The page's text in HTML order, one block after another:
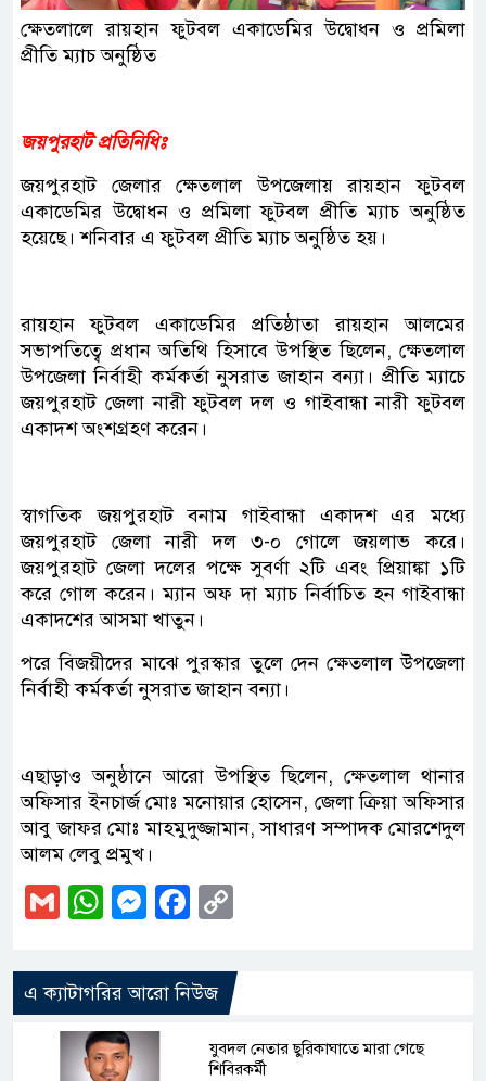
ক্ষেতলালে রায়হান ফুটবল একাডেমির উদ্বোধন ও প্রমিলা
প্রীতি ম্যাচ অনুষ্ঠিত
জয়পুরহাট প্রতিনিধিঃ
জয়পুরহাট জেলার ক্ষেতলাল উপজেলায় রায়হান ফুটবল
একাডেমির উদ্বোধন ও প্রমিলা ফুটবল প্রীতি ম্যাচ অনুষ্ঠিত
হয়েছে। শনিবার এ ফুটবল প্রীতি ম্যাচ অনুষ্ঠিত হয়।
রায়হান ফুটবল একাডেমির প্রতিষ্ঠাতা রায়হান আলমের
সভাপতিত্বে প্রধান অতিথি হিসাবে উপস্থিত ছিলেন, ক্ষেতলাল
উপজেলা নির্বাহী কর্মকর্তা নুসরাত জাহান বন্যা। প্রীতি ম্যাচে
জয়পুরহাট জেলা নারী ফুটবল দল ও গাইবান্ধা নারী ফুটবল
একাদশ অংশগ্রহণ করেন।
স্বাগতিক জয়পুরহাট বনাম গাইবান্ধা একাদশ এর মধ্যে
জয়পুরহাট জেলা নারী দল ৩-০ গোলে জয়লাভ করে।
জয়পুরহাট জেলা দলের পক্ষে সুবর্ণা ২টি এবং প্রিয়াঙ্কা ১টি
করে গোল করেন। ম্যান অফ দা ম্যাচ নির্বাচিত হন গাইবান্ধা
একাদশের আসমা খাতুন।
পরে বিজয়ীদের মাঝে পুরস্কার তুলে দেন ক্ষেতলাল উপজেলা
নির্বাহী কর্মকর্তা নুসরাত জাহান বন্যা।
এছাড়াও অনুষ্ঠানে আরো উপস্থিত ছিলেন, ক্ষেতলাল থানার
অফিসার ইনচার্জ মোঃ মনোয়ার হোসেন, জেলা ক্রিয়া অফিসার
আবু জাফর মোঃ মাহমুদুজ্জামান, সাধারণ সম্পাদক মোরশেদুল
আলম লেবু প্রমুখ।
GmailWhatsApp
Messenger
Facebook
এ ক্যাটাগরির আরো নিউজ
যুবদল নেতার ছুরিকাঘাতে মারা গেছে
শিবিরকর্মী